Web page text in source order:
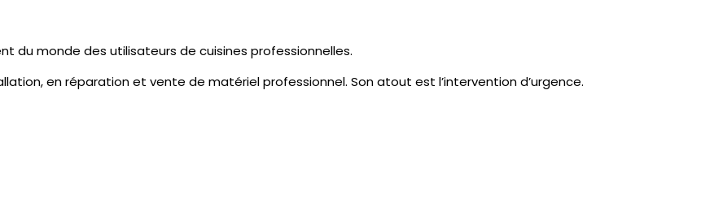
du monde des utilisateurs de cuisines professionnelles.
en réparation et vente de matériel professionnel. Son atout est l’intervention d’urgence.